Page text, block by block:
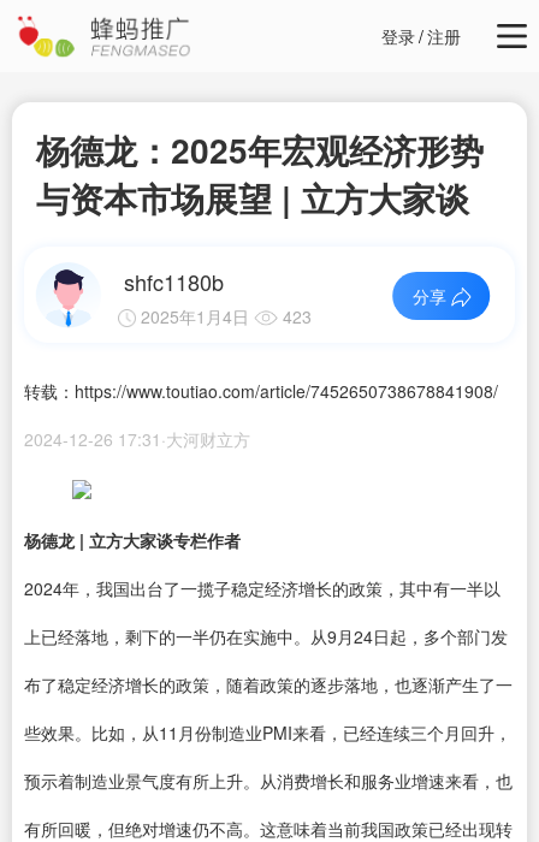
登录/注册
杨德龙：2025年宏观经济形势
与资本市场展望 | 立方大家谈
shfc1180b
2025年1月4日 423
分享
转载：https://www.toutiao.com/article/7452650738678841908/
2024-12-26 17:31·大河财立方
杨德龙 | 立方大家谈专栏作者
2024年，我国出台了一揽子稳定经济增长的政策，其中有一半以
上已经落地，剩下的一半仍在实施中。从9月24日起，多个部门发
布了稳定经济增长的政策，随着政策的逐步落地，也逐渐产生了一
些效果。比如，从11月份制造业PMI来看，已经连续三个月回升，
预示着制造业景气度有所上升。从消费增长和服务业增速来看，也
有所回暖，但绝对增速仍不高。这意味着当前我国政策已经出现转